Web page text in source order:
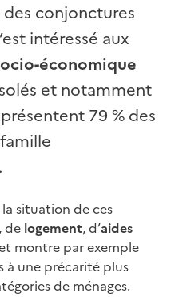
des conjonctures
intéressé aux
économique
et notamment
79 % des
situation de ces
, de logement, d’aides
montre par exemple
à une précarité plus
de ménages.